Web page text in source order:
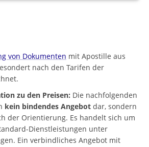
von Dokumenten mit Apostille aus
nach den Tarifen der
zu den Preisen: Die nachfolgenden
kein bindendes Angebot dar, sondern
der Orientierung. Es handelt sich um
Dienstleistungen unter
Ein verbindliches Angebot mit